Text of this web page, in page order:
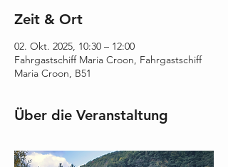
Zeit & Ort
02. Okt. 2025, 10:30 – 12:00
Fahrgastschiff Maria Croon, Fahrgastschiff
Maria Croon, B51
Über die Veranstaltung